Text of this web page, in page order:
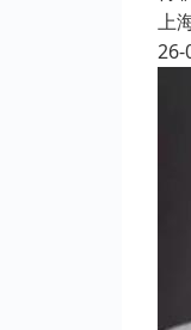
上
26-